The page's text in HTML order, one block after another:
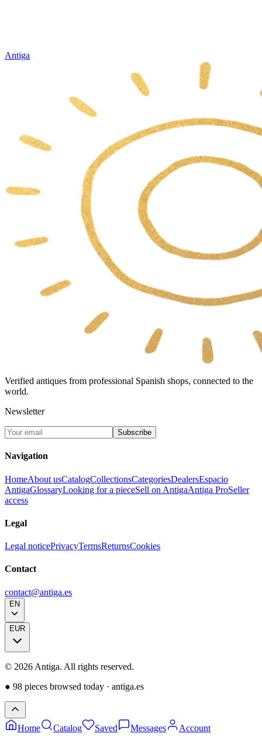
Antiga
Verified antiques from professional Spanish shops, connected to the
world.
Newsletter
Subscribe
Navigation
HomeAbout usCatalogCollectionsCategoriesDealersEspacio
AntigaGlossaryLooking for a pieceSell on AntigaAntiga ProSeller
access
Legal
Legal noticePrivacyTermsReturnsCookies
Contact
contact@antiga.es
EN
EUR
© 2026 Antiga. All rights reserved.
● 98 pieces browsed today · antiga.es
Home Catalog Saved Messages Account